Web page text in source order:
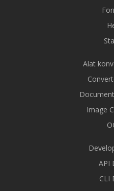
Alat
Image
API
CLI